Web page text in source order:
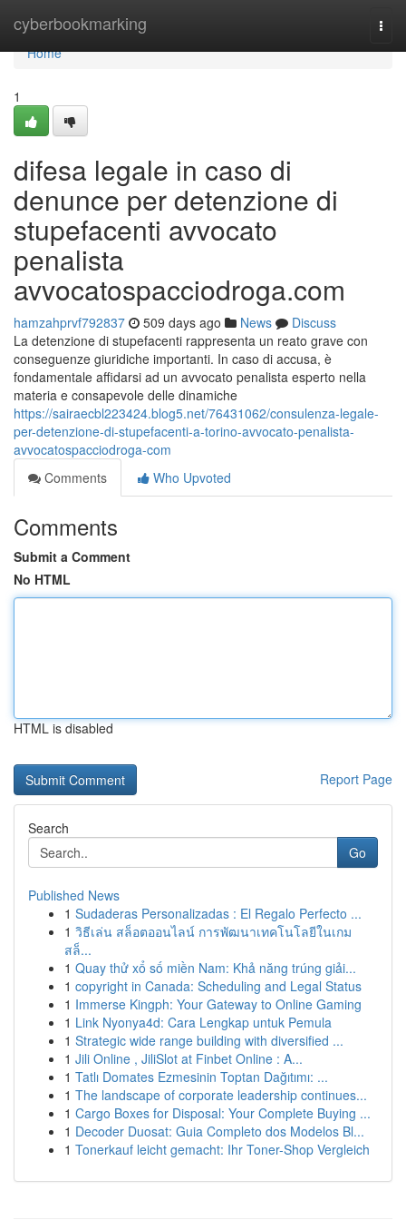
cyberbookmarking
Home
Home
1
difesa legale in caso di
denunce per detenzione di
stupefacenti avvocato
penalista
avvocatospacciodroga.com
hamzahprvf792837 509 days ago News
Discuss
La detenzione di stupefacenti rappresenta un reato grave con
conseguenze giuridiche importanti. In caso di accusa, è
fondamentale affidarsi ad un avvocato penalista esperto nella
materia e consapevole delle dinamiche
https://sairaecbl223424.blog5.net/76431062/consulenza-legale-
per-detenzione-di-stupefacenti-a-torino-avvocato-penalista-
avvocatospacciodroga-com
Comments
Who Upvoted
Comments
Submit a Comment
No HTML
HTML is disabled
Report Page
Search
Go
Published News
1 Sudaderas Personalizadas : El Regalo Perfecto ...
1 วิธีเล่น สล็อตออนไลน์ การพัฒนาเทคโนโลยีในเกม
สล็...
1 Quay thử xổ số miền Nam: Khả năng trúng giải...
1 copyright in Canada: Scheduling and Legal Status
1 Immerse Kingph: Your Gateway to Online Gaming
1 Link Nyonya4d: Cara Lengkap untuk Pemula
1 Strategic wide range building with diversified ...
1 Jili Online , JiliSlot at Finbet Online : A...
1 Tatlı Domates Ezmesinin Toptan Dağıtımı: ...
1 The landscape of corporate leadership continues...
1 Cargo Boxes for Disposal: Your Complete Buying ...
1 Decoder Duosat: Guia Completo dos Modelos Bl...
1 Tonerkauf leicht gemacht: Ihr Toner-Shop Vergleich